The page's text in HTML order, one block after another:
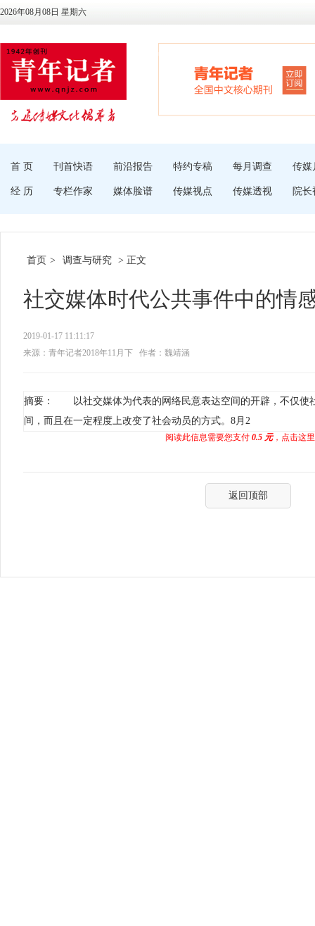
2026年08月08日 星期六
首 页 刊首快语 前沿报告 特约专稿 每月调查 传媒
经 历 专栏作家 媒体脸谱 传媒视点 传媒透视 院长
首页 > 调查与研究 > 正文
社交媒体时代公共事件中的情
2019-01-17 11:11:17
来源：青年记者2018年11月下
作者：魏靖涵
摘要： 以社交媒体为代表的网络民意表达空间的开辟，不仅使
间，而且在一定程度上改变了社会动员的方式。8月2
阅读此信息需要您支付 0.5 元，点击这
返回顶部